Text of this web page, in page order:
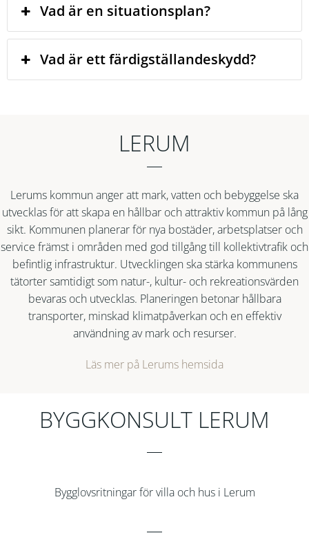
Vad är en situationsplan?
Vad är ett färdigställandeskydd?
LERUM
Lerums kommun anger att mark, vatten och bebyggelse ska
utvecklas för att skapa en hållbar och attraktiv kommun på lång
sikt. Kommunen planerar för nya bostäder, arbetsplatser och
service främst i områden med god tillgång till kollektivtrafik och
befintlig infrastruktur. Utvecklingen ska stärka kommunens
tätorter samtidigt som natur-, kultur- och rekreationsvärden
bevaras och utvecklas. Planeringen betonar hållbara
transporter, minskad klimatpåverkan och en effektiv
användning av mark och resurser.
Läs mer på Lerums hemsida
BYGGKONSULT LERUM
Bygglovsritningar för villa och hus i Lerum